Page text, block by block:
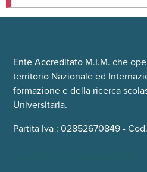
Ente Accreditato M.I.M. che
territorio Nazionale ed
formazione e della ricerca
Universitaria.
Partita Iva : 02852670849 -